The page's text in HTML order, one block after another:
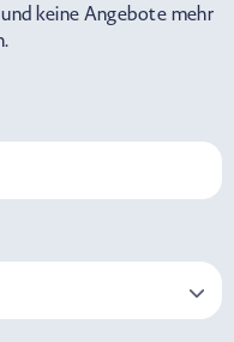
keine Angebote mehr